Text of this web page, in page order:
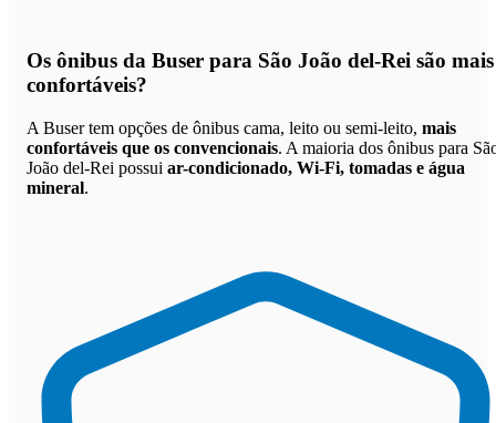
Os ônibus da Buser para São João del-Rei são mais
confortáveis?
A Buser tem opções de ônibus cama, leito ou semi-leito, mais
confortáveis que os convencionais. A maioria dos ônibus para
João del-Rei possui ar-condicionado, Wi-Fi, tomadas e água
mineral.